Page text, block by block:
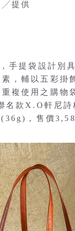
╱提供
手提袋設計別
，輔以五彩掛
複使用之購物
名款X.O軒尼
，售價